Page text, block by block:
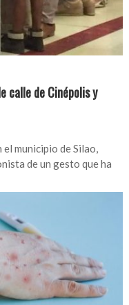
calle de Cinépolis y
municipio de Silao,
de un gesto que ha